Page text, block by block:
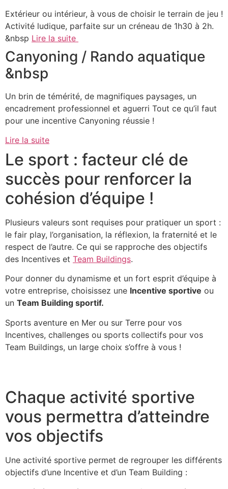
Extérieur ou intérieur, à vous de choisir le terrain de jeu !
Activité ludique, parfaite sur un créneau de 1h30 à 2h.
&nbsp Lire la suite
Canyoning / Rando aquatique
&nbsp
Un brin de témérité, de magnifiques paysages, un
encadrement professionnel et aguerri Tout ce qu’il faut
pour une incentive Canyoning réussie !
Lire la suite
Le sport : facteur clé de
succès pour renforcer la
cohésion d’équipe !
Plusieurs valeurs sont requises pour pratiquer un sport :
le fair play, l’organisation, la réflexion, la fraternité et le
respect de l’autre. Ce qui se rapproche des objectifs
des Incentives et Team Buildings.
Pour donner du dynamisme et un fort esprit d’équipe à
votre entreprise, choisissez une Incentive sportive ou
un Team Building sportif.
Sports aventure en Mer ou sur Terre pour vos
Incentives, challenges ou sports collectifs pour vos
Team Buildings, un large choix s’offre à vous !
Chaque activité sportive
vous permettra d’atteindre
vos objectifs
Une activité sportive permet de regrouper les différents
objectifs d’une Incentive et d’un Team Building :